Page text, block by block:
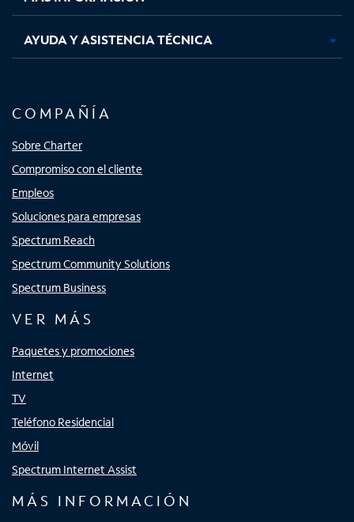
AYUDA Y ASISTENCIA TÉCNICA
COMPAÑÍA
Sobre Charter
Compromiso con el cliente
Empleos
Soluciones para empresas
Spectrum Reach
Spectrum Community Solutions
Spectrum Business
VER MÁS
Paquetes y promociones
Internet
TV
Teléfono Residencial
Móvil
Spectrum Internet Assist
MÁS INFORMACIÓN